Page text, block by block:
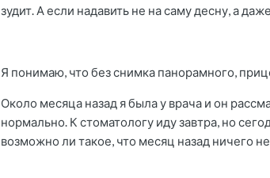
зудит. А если надавить не на саму десну, а
Я понимаю, что без снимка панорамного,
Около месяца назад я была у врача и он
нормально. К стоматологу иду завтра, но
возможно ли такое, что месяц назад ничего